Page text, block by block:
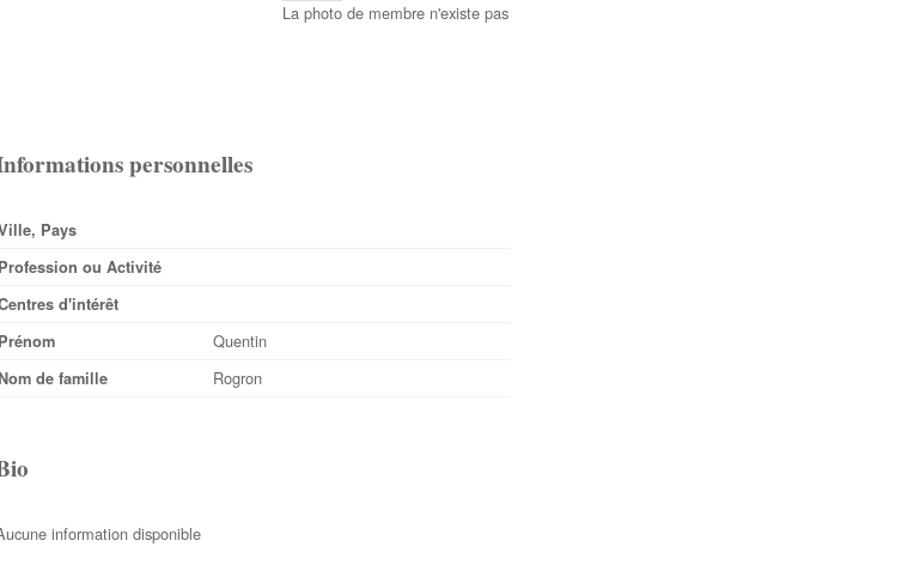
La photo de membre n'existe pas
personnelles
Pays
Profession ou Activité
d'intérêt
Prénom
Quentin
Nom de famille Rogron
information disponible